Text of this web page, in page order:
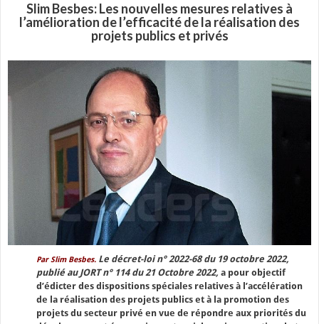
Slim Besbes: Les nouvelles mesures relatives à
l’amélioration de l’efficacité de la réalisation des
projets publics et privés
Par Slim Besbes. Le décret-loi n° 2022-68 du 19 octobre 2022,
publié au JORT n° 114 du 21 Octobre 2022, a pour objectif
d’édicter des dispositions spéciales relatives à l’accélération
de la réalisation des projets publics et à la promotion des
projets du secteur privé en vue de répondre aux priorités du